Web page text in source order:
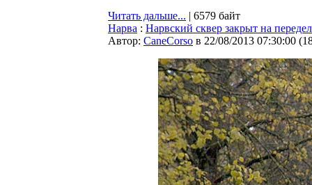
Читать дальше... | 6579 байт
Нарва : Нарвский сквер закрыт на
Автор: CaneCorso в 22/08/2013 07:30:00 (